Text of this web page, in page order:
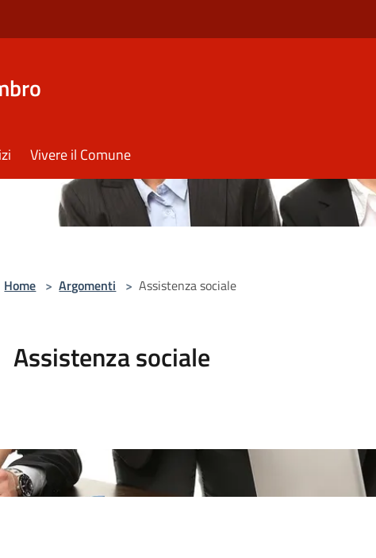
Vivere il Comune
Home > Argomenti > Assistenza sociale
Assistenza sociale